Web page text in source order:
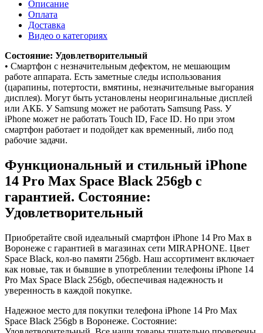
Описание
Оплата
Доставка
Видео о категориях
Состояние: Удовлетворительный
• Смартфон с незначительным дефектом, не мешающим
работе аппарата. Есть заметные следы использования
(царапины, потертости, вмятины, незначительные выгорания
дисплея). Могут быть установлены неоригинальные дисплей
или АКБ. У Samsung может не работать Samsung Pass. У
iPhone может не работать Touch ID, Face ID. Но при этом
смартфон работает и подойдет как временный, либо под
рабочие задачи.
Функциональный и стильный iPhone
14 Pro Max Space Black 256gb с
гарантией. Состояние:
Удовлетворительный
Приобретайте свой идеальный смартфон iPhone 14 Pro Max в
Воронеже с гарантией в магазинах сети MIRAPHONE. Цвет
Space Black, кол-во памяти 256gb. Наш ассортимент включает
как новые, так и бывшие в употреблении телефоны iPhone 14
Pro Max Space Black 256gb, обеспечивая надежность и
уверенность в каждой покупке.
Надежное место для покупки телефона iPhone 14 Pro Max
Space Black 256gb в Воронеже. Состояние: